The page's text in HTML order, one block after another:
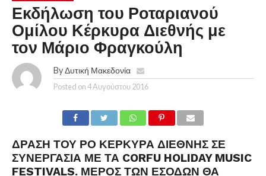
Εκδήλωση του Ροταριανού
Ομίλου Κέρκυρα Διεθνής με
τον Μάριο Φραγκούλη
By Δυτική Μακεδονία
Posted on4 Αυγούστου 2016
ΔΡΆΣΗ ΤΟΥ ΡΟ ΚΈΡΚΥΡΑ ΔΙΕΘΝΉΣ ΣΕ
ΣΥΝΕΡΓΑΣΊΑ ΜΕ ΤΑ CORFU HOLIDAY MUSIC
FESTIVALS. ΜΈΡΟΣ ΤΩΝ ΕΣΌΔΩΝ ΘΑ